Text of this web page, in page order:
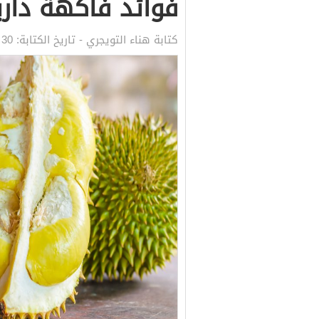
كتابة هناء التويجري - تاريخ الكتابة: 30 مايو, 2021 8:01